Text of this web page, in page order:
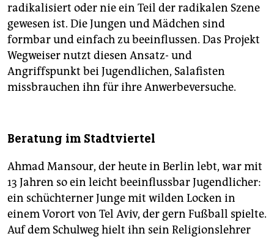
radikalisiert oder nie ein Teil der radikalen Szene
gewesen ist. Die Jungen und Mädchen sind
formbar und einfach zu beeinflussen. Das Projekt
Wegweiser nutzt diesen Ansatz- und
Angriffspunkt bei Jugendlichen, Salafisten
missbrauchen ihn für ihre Anwerbeversuche.
Beratung im Stadtviertel
Ahmad Mansour, der heute in Berlin lebt, war mit
13 Jahren so ein leicht beeinflussbar Jugendlicher:
ein schüchterner Junge mit wilden Locken in
einem Vorort von Tel Aviv, der gern Fußball spielte.
Auf dem Schulweg hielt ihn sein Religionslehrer